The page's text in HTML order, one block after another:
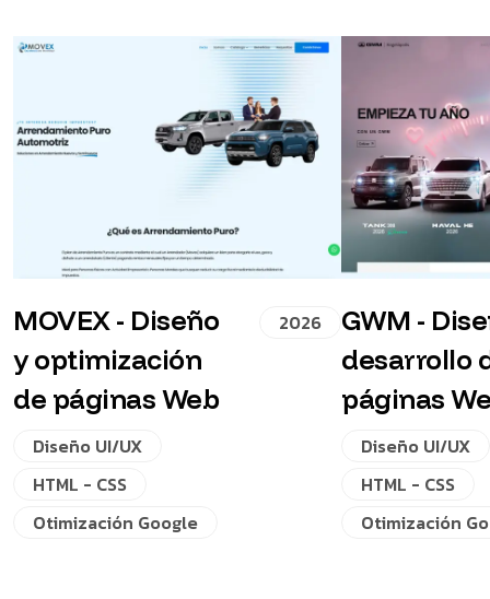
MOVEX - Diseño
y optimización
de páginas Web
Diseño UI/UX
HTML - CSS
Otimización Google
2026
GWM -
desarrollo
páginas
Diseño UI/UX
HTML - CSS
Otimización